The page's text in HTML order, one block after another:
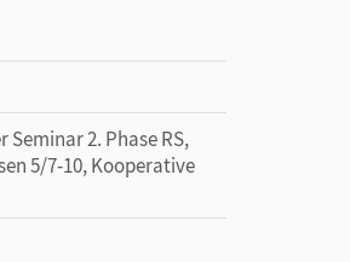
2. Phase RS,
5/7-10, Kooperative